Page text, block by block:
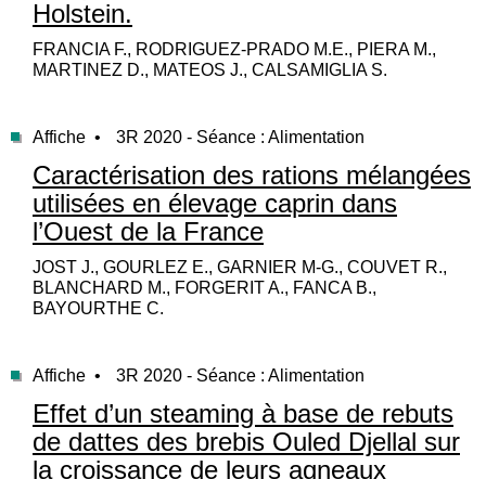
Holstein.
FRANCIA F., RODRIGUEZ-PRADO M.E., PIERA M.,
MARTINEZ D., MATEOS J., CALSAMIGLIA S.
Affiche • 3R 2020 - Séance : Alimentation
Caractérisation des rations mélangées
utilisées en élevage caprin dans
l’Ouest de la France
JOST J., GOURLEZ E., GARNIER M-G., COUVET R.,
BLANCHARD M., FORGERIT A., FANCA B.,
BAYOURTHE C.
Affiche • 3R 2020 - Séance : Alimentation
Effet d’un steaming à base de rebuts
de dattes des brebis Ouled Djellal sur
la croissance de leurs agneaux